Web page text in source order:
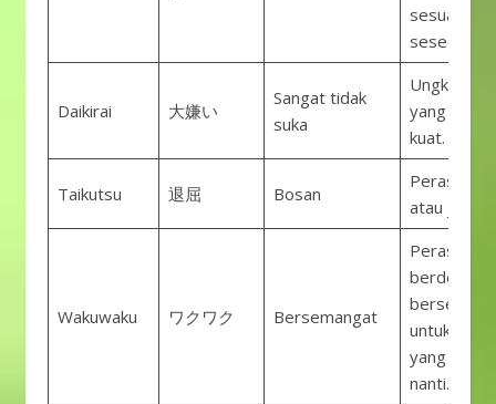
sesuatu
seseorang.
Daikirai 大嫌い
Sangat tidak
suka
Ungkapan
yang
kuat.
Taikutsu 退屈 Bosan
Perasaan
atau jenuh.
Wakuwaku ワクワク Bersemangat
Perasaan
berdebar
untuk
yang
nanti.